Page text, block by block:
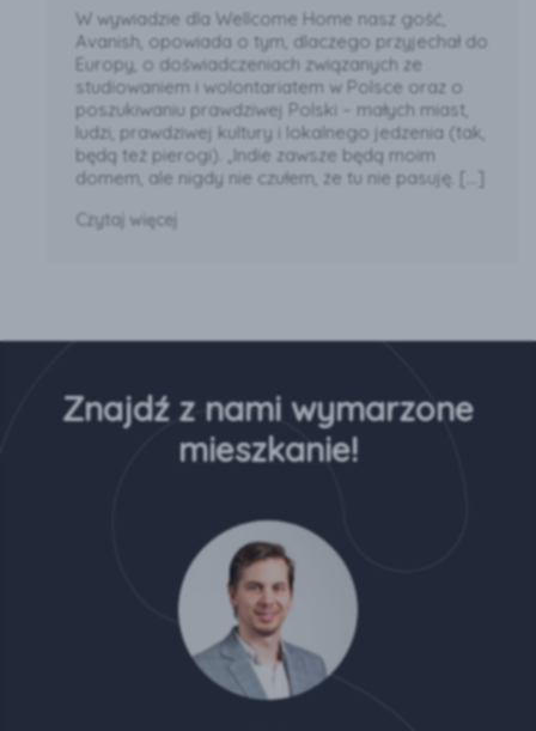
W wywiadzie dla Wellcome Home nasz gość,
Avanish, opowiada o tym, dlaczego przyjechał do
Europy, o doświadczeniach związanych ze
studiowaniem i wolontariatem w Polsce oraz o
poszukiwaniu prawdziwej Polski – małych miast,
ludzi, prawdziwej kultury i lokalnego jedzenia (tak,
będą też pierogi). „Indie zawsze będą moim
domem, ale nigdy nie czułem, że tu nie pasuję. […]
Czytaj więcej
Znajdź z nami wymarzone
mieszkanie!